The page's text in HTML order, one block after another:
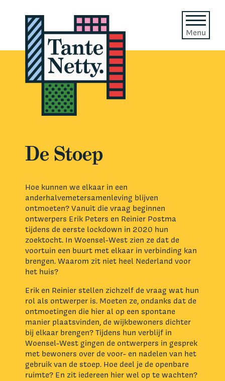
Menu
De Stoep
Hoe kunnen we elkaar in een
anderhalvemetersamenleving blijven
ontmoeten? Vanuit die vraag beginnen
ontwerpers Erik Peters en Reinier Postma
tijdens de eerste lockdown in 2020 hun
zoektocht. In Woensel-West zien ze dat de
voortuin een buurt met elkaar in verbinding kan
brengen. Waarom zit niet heel Nederland voor
het huis?
Erik en Reinier stellen zichzelf de vraag wat hun
rol als ontwerper is. Moeten ze, ondanks dat de
ontmoetingen die hier al op een spontane
manier plaatsvinden, de wijkbewoners dichter
bij elkaar brengen? Tijdens hun verblijf in
Woensel-West gingen de ontwerpers in gesprek
met bewoners over de voor- en nadelen van het
gebruik van de stoep. Hoe deel je de openbare
ruimte? En zit iedereen hier wel op te wachten?